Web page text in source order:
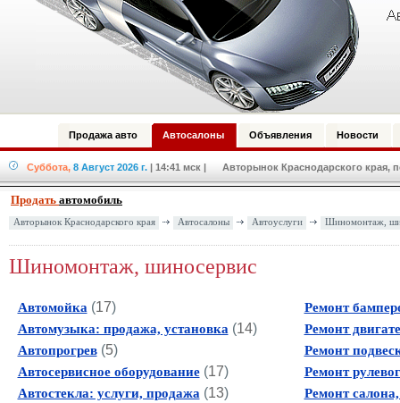
Продажа авто Автосалоны Объявления Новости
Суббота, 8 Август 2026 г. | 14:41 мск | Авторынок Краснодарского края,
Продать автомобиль
Авторынок Краснодарского края Автосалоны Автоуслуги Шиномонтаж,
Шиномонтаж, шиносервис
Автомойка (17)
Автомузыка: продажа, установка (14)
Автопрогрев(5)
Автосервисное оборудование(17)
Автостекла: услуги, продажа (13)
Ремонт
Ремонт
Ремонт
Ремонт
Ремонт